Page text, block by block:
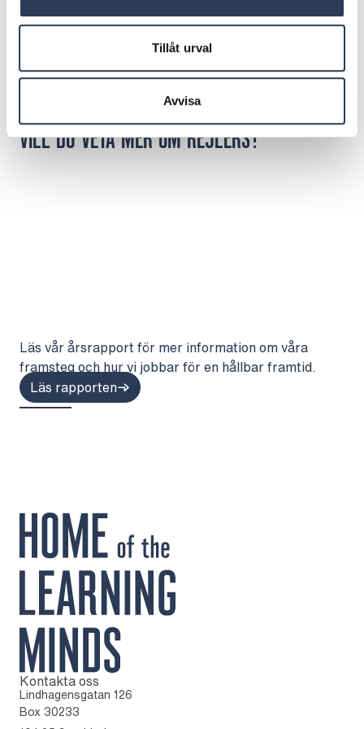
Tillåt urval
Avvisa
GÖR EN ANMÄLAN
VILL DU VETA MER OM REJLERS?
Läs vår årsrapport för mer information om våra
framsteg och hur vi jobbar för en hållbar framtid.
Läs rapporten
Till startsidan
Kontakta oss
Lindhagensgatan 126
Box 30233